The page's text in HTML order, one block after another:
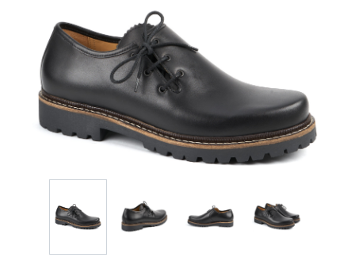
Bildergalerie überspringen